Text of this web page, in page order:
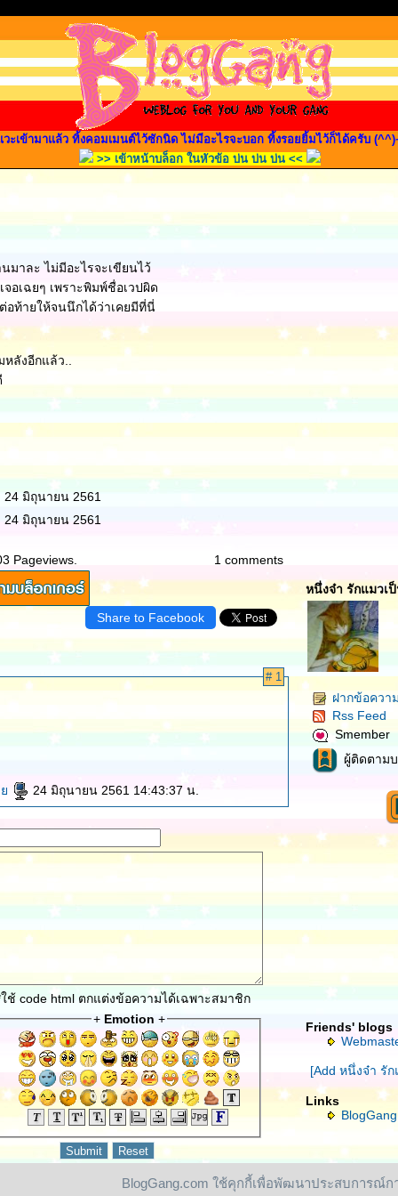
ะเข้ามาแล้ว ทิ้งคอมเมนต์ไว้ซักนิด ไม่มีอะไรจะบอก ทิ้งรอยยิ้มไว้ก็ได้ครับ
>> เข้าหน้าบล็อก ในหัวข้อ บ่น บ่น บ่น <<
มาละ ไม่มีอะไรจะเขียนไว้
อเฉยๆ เพราะพิมพ์ชื่อเวปผิด
ท้ายให้จนนึกได้ว่าเคยมีที่นี่
ลังอีกแล้ว..
24 มิถุนายน 2561
1 comments
24 มิถุนายน 2561
Pageviews.
Share to Facebook
# 1
24 มิถุนายน 2561 14:43:37 น.
ช้ code html ตกแต่งข้อความได้เฉพาะสมาชิก
+ Emotion +
หนึ่งจ๋า รักแมวเ
ฝากข้อควา
Rss Feed
Smember
ผู้ติดตาม
Friends' blogs
[Add หนึ่งจ๋า รั
Links
BlogGang.comallrights reserved.
BlogGang.com ใช้คุกกี้เพื่อพัฒนาประสบการณ์